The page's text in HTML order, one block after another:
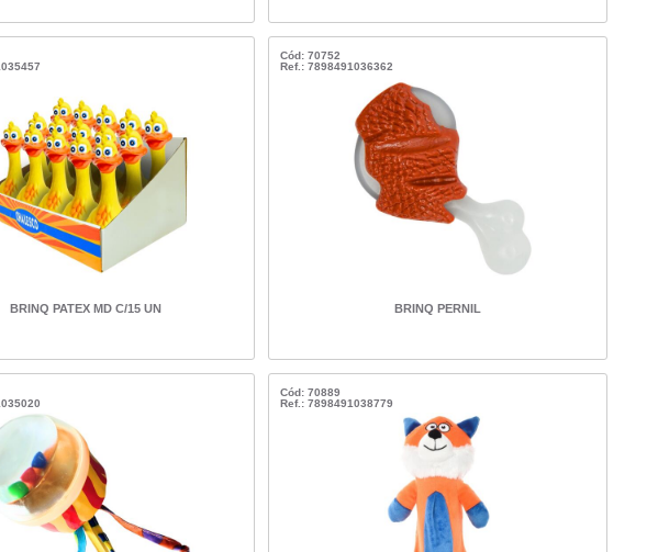
BRINQ PATEX MD C/15 UN
Cód: 70752
Ref.: 7898491036362
BRINQ PERNIL
Cód: 70889
Ref.: 7898491038779